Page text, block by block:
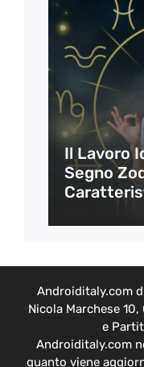
Il Lavoro
Segno
Androiditaly.com
Nicola Marchese
e
Androiditaly.com
quanto viene